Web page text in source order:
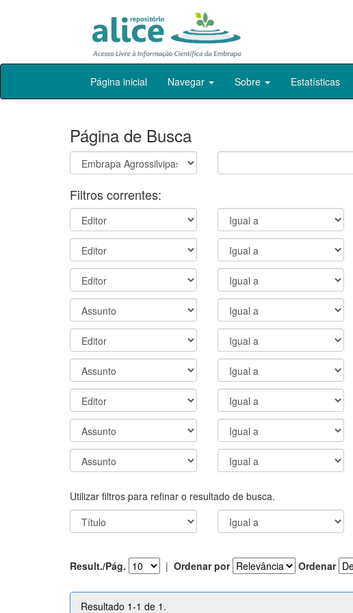
Skip
Página inicial Navegar Sobre Estatísticas
Página de Busca
Filtros correntes:
Utilizar filtros para refinar o resultado de busca.
Result./Pág. | Ordenar por Ordenar
Resultado 1-1 de 1.